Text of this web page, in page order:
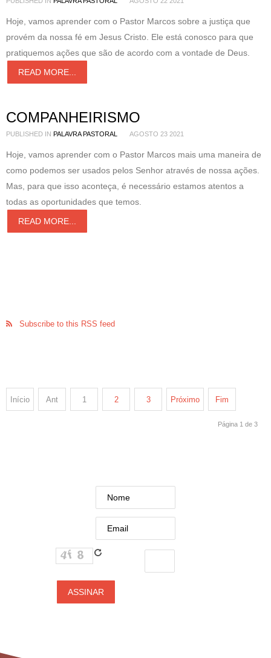
Hoje, vamos aprender com o Pastor Marcos sobre a justiça que
provém da nossa fé em Jesus Cristo. Ele está conosco para que
pratiquemos ações que são de acordo com a vontade de Deus.
READ MORE...
COMPANHEIRISMO
PUBLISHED IN PALAVRA PASTORAL AGOSTO 23 2021
Hoje, vamos aprender com o Pastor Marcos mais uma maneira de
como podemos ser usados pelos Senhor através de nossa ações.
Mas, para que isso aconteça, é necessário estamos atentos a
todas as oportunidades que temos.
READ MORE...
Subscribe to this RSS feed
Início Ant 1 2 3 Próximo Fim
Página 1 de 3